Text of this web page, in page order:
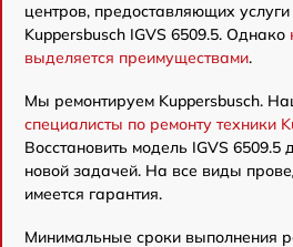
центров, предоставляющих
Kuppersbusch IGVS 6509.5. Однако
выделяется преимуществами.
Мы ремонтируем Kuppersbusch.
специалисты по ремонту техники
Восстановить модель IGVS 6509.5
новой задачей. На все виды
имеется гарантия.
Минимальные сроки выполнения